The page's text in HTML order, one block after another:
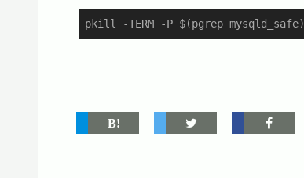
pkill -TERM -P $(pgrep mysqld_safe)